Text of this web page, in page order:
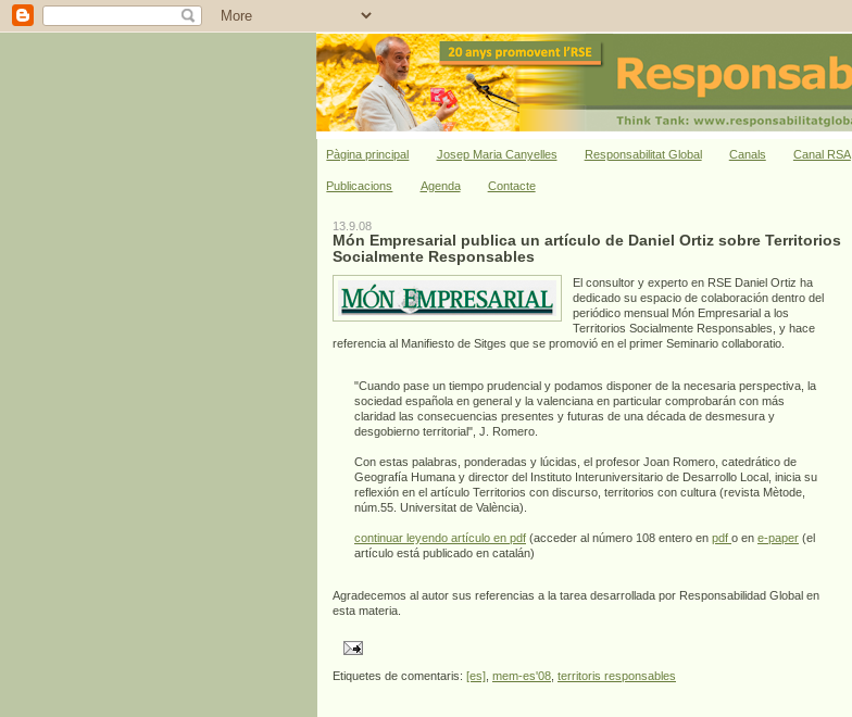
Pàgina principal Josep Maria Canyelles Responsabilitat Global Canals Canal RSA
Publicacions Agenda Contacte
13.9.08
Món Empresarial publica un artículo de Daniel Ortiz sobre Territorios
Socialmente Responsables
El consultor y experto en RSE Daniel Ortiz ha
dedicado su espacio de colaboración dentro del
periódico mensual Món Empresarial a los
Territorios Socialmente Responsables, y hace
referencia al Manifiesto de Sitges que se promovió en el primer Seminario collaboratio.
"Cuando pase un tiempo prudencial y podamos disponer de la necesaria perspectiva, la
sociedad española en general y la valenciana en particular comprobarán con más
claridad las consecuencias presentes y futuras de una década de desmesura y
desgobierno territorial", J. Romero.
Con estas palabras, ponderadas y lúcidas, el profesor Joan Romero, catedrático de
Geografía Humana y director del Instituto Interuniversitario de Desarrollo Local, inicia su
reflexión en el artículo Territorios con discurso, territorios con cultura (revista Mètode,
núm.55. Universitat de València).
continuar leyendo artículo en pdf (acceder al número 108 entero en pdf o en e-paper (el
artículo está publicado en catalán)
Agradecemos al autor sus referencias a la tarea desarrollada por Responsabilidad Global en
esta materia.
Etiquetes de comentaris: [es] mem-es'08 territoris responsables